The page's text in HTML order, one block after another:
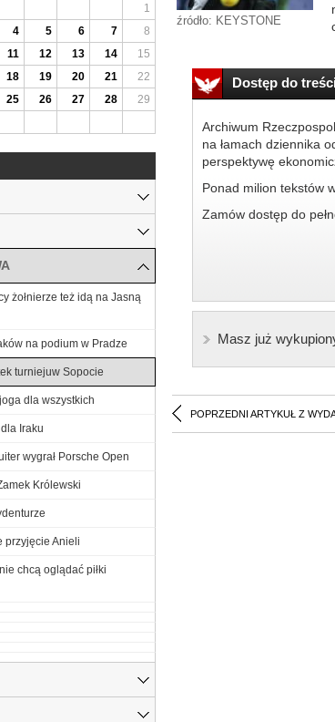
źródło: KEYSTONE
Dostęp do
Archiwum
na łamach dziennika
perspektywę
Ponad milion tekstów
Zamów dostęp do
Masz już
POPRZEDNI ARTYKUŁ Z
1
4 5 6 7
8
11 12 13 14
15
18 19 20 21
22
25 26 27 28
29
żołnierze też idą na Jasną
na podium w Pradze
turniejuw Sopocie
dla wszystkich
Iraku
wygrał Porsche Open
Królewski
przyjęcie Anieli
chcą oglądać piłki